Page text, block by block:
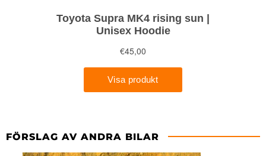
FÖRSLAG AV ANDRA BILAR